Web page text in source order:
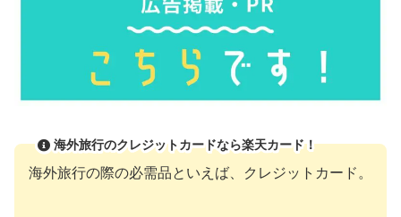
海外旅行のクレジットカードなら楽天カード！
海外旅行の際の必需品といえば、クレジットカード。